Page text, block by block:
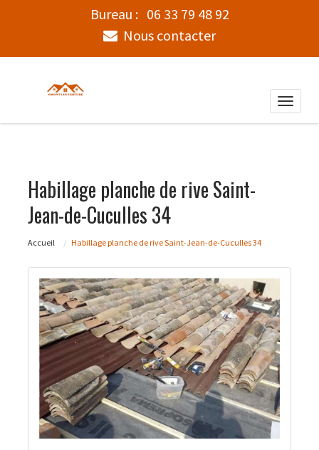
Bureau : 06 33 79 48 92
Nous contacter
Toggle
Habillage planche de rive Saint-
Jean-de-Cuculles 34
Accueil Habillage planche de rive Saint-Jean-de-Cuculles 34